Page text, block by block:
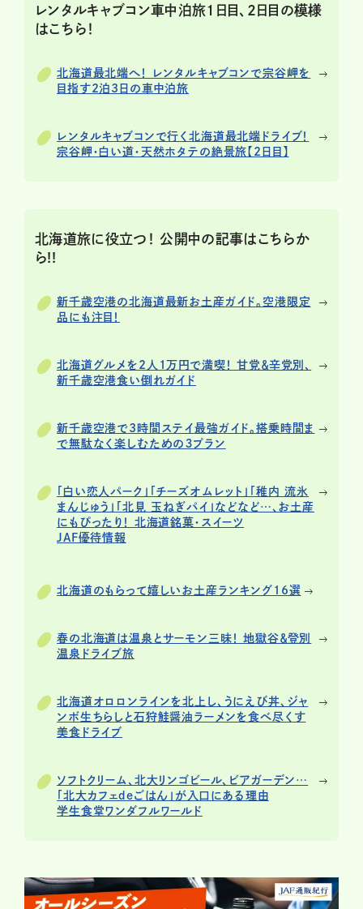
レンタルキャブコン車中泊旅１日目、２日目の模様
はこちら！
北海道最北端へ！ レンタルキャブコンで宗谷岬を
目指す2泊3日の車中泊旅
レンタルキャブコンで行く北海道最北端ドライブ！
宗谷岬・白い道・天然ホタテの絶景旅【2日目】
北海道旅に役立つ！ 公開中の記事はこちらか
ら!!
新千歳空港の北海道最新お土産ガイド。空港限定
品にも注目！
北海道グルメを2人1万円で満喫！ 甘党＆辛党別、
新千歳空港食い倒れガイド
新千歳空港で3時間ステイ最強ガイド。搭乗時間ま
で無駄なく楽しむための３プラン
「白い恋人パーク」「チーズオムレット」「稚内 流氷
まんじゅう」「北見 玉ねぎパイ」などなど…、お土産
にもぴったり！ 北海道銘菓・スイーツ
JAF優待情報
北海道のもらって嬉しいお土産ランキング16選
春の北海道は温泉とサーモン三昧！ 地獄谷＆登別
温泉ドライブ旅
北海道オロロンラインを北上し、うにえび丼、ジャ
ンボ生ちらしと石狩鮭醤油ラーメンを食べ尽くす
美食ドライブ
ソフトクリーム、北大リンゴビール、ビアガーデン…
「北大カフェdeごはん」が入口にある理由
学生食堂ワンダフルワールド